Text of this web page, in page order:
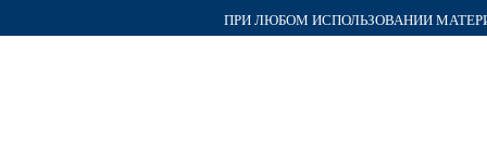
ПРИ ЛЮБОМ ИСПОЛЬЗОВАНИИ